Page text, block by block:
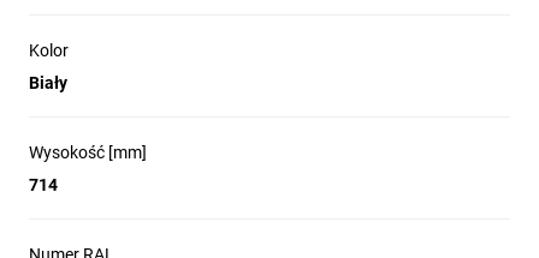
Kolor
Biały
Wysokość [mm]
714